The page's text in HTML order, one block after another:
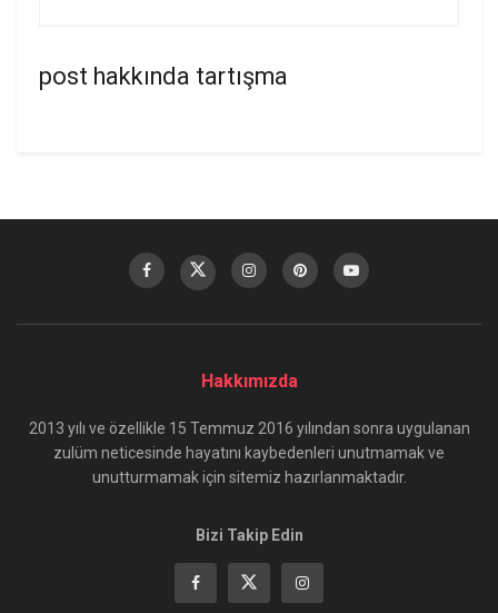
post hakkında tartışma
Hakkımızda
2013 yılı ve özellikle 15 Temmuz 2016 yılından sonra uygulanan
zulüm neticesinde hayatını kaybedenleri unutmamak ve
unutturmamak için sitemiz hazırlanmaktadır.
Bizi Takip Edin